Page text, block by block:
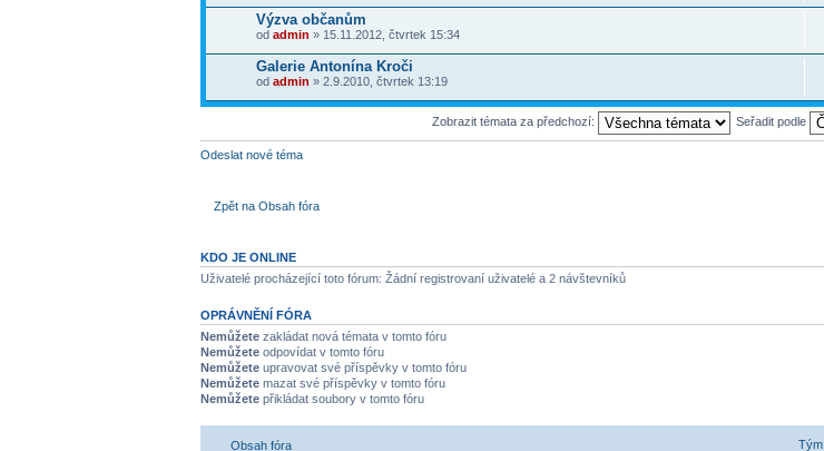
Výzva občanům
od admin » 15.11.2012, čtvrtek 15:34
Galerie Antonína Kroči
od admin » 2.9.2010, čtvrtek 13:19
Zobrazit témata za předchozí: Seřadit podle
Odeslat nové téma
Zpět na Obsah fóra
KDO JE ONLINE
Uživatelé procházející toto fórum: Žádní registrovaní uživatelé a 2 návštevníků
OPRÁVNĚNÍ FÓRA
Nemůžete zakládat nová témata v tomto fóru
Nemůžete odpovídat v tomto fóru
Nemůžete upravovat své příspěvky v tomto fóru
Nemůžete mazat své příspěvky v tomto fóru
Nemůžete přikládat soubory v tomto fóru
Obsah fóra Tým